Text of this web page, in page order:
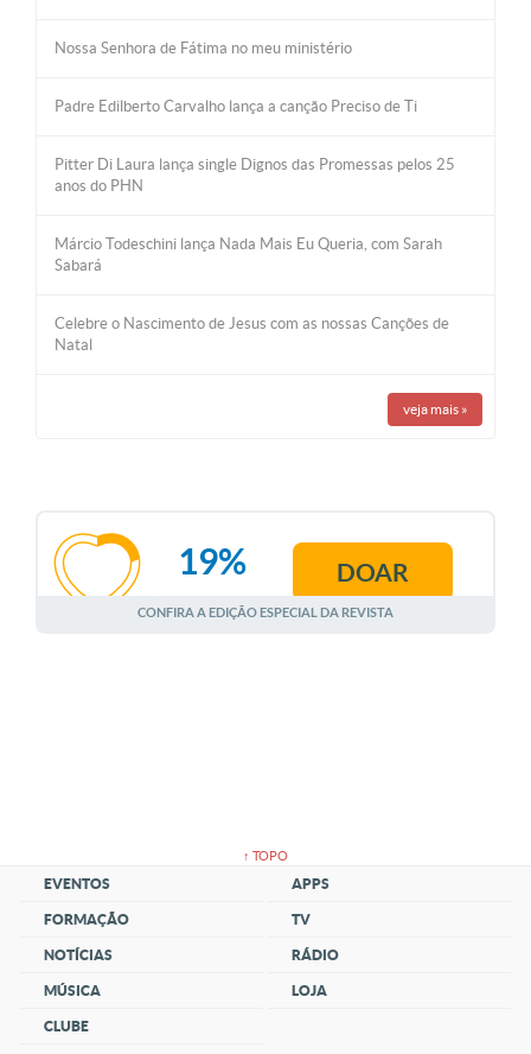
Nossa Senhora de Fátima no meu ministério
Padre Edilberto Carvalho lança a canção Preciso de Ti
Pitter Di Laura lança single Dignos das Promessas pelos 25
anos do PHN
Márcio Todeschini lança Nada Mais Eu Queria, com Sarah
Sabará
Celebre o Nascimento de Jesus com as nossas Canções de
Natal
veja mais »
AGOSTO
19% DOAR
CONFIRA A EDIÇÃO ESPECIAL DA REVISTA
↑ TOPO
EVENTOS
FORMAÇÃO
NOTÍCIAS
MÚSICA
CLUBE
APPS
TV
RÁDIO
LOJA